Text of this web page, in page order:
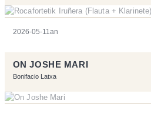
2026-05-11an
ON JOSHE MARI
Bonifacio Latxa